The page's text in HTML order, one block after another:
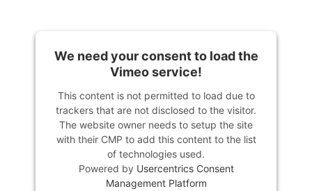
We need your consent to load the
Vimeo service!
This content is not permitted to load due to
trackers that are not disclosed to the visitor.
The website owner needs to setup the site
with their CMP to add this content to the list
of technologies used.
Powered by Usercentrics Consent
Management Platform